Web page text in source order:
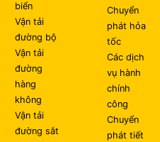
biển
Vận tải
đường bộ
Vận tải
đường
hàng
không
Vận tải
đường sắt
Chuyển
phát hỏa
tốc
Các dịch
vụ hành
chính
công
Chuyển
phát tiết